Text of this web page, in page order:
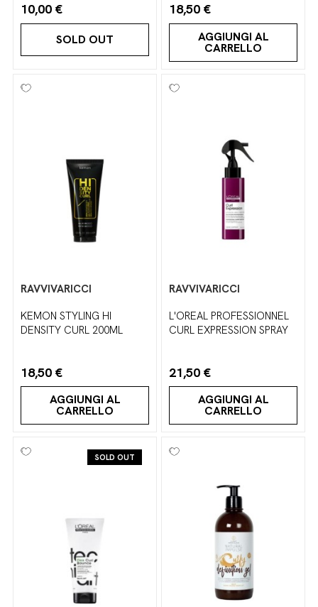
10,00 €
SOLD OUT
18,50 €
AGGIUNGI AL
CARRELLO
RAVVIVARICCI
KEMON STYLING HI
DENSITY CURL 200ML
18,50 €
AGGIUNGI AL
CARRELLO
RAVVIVARICCI
L'OREAL PROFESSIONNEL
CURL EXPRESSION SPRAY
21,50 €
AGGIUNGI AL
CARRELLO
SOLD OUT